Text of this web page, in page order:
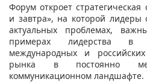
Форум откроет стратегическая
и завтра», на которой лидеры
актуальных проблемах,
примерах лидерства в
международных и
рынка в постоянно
коммуникационном ландшафте.